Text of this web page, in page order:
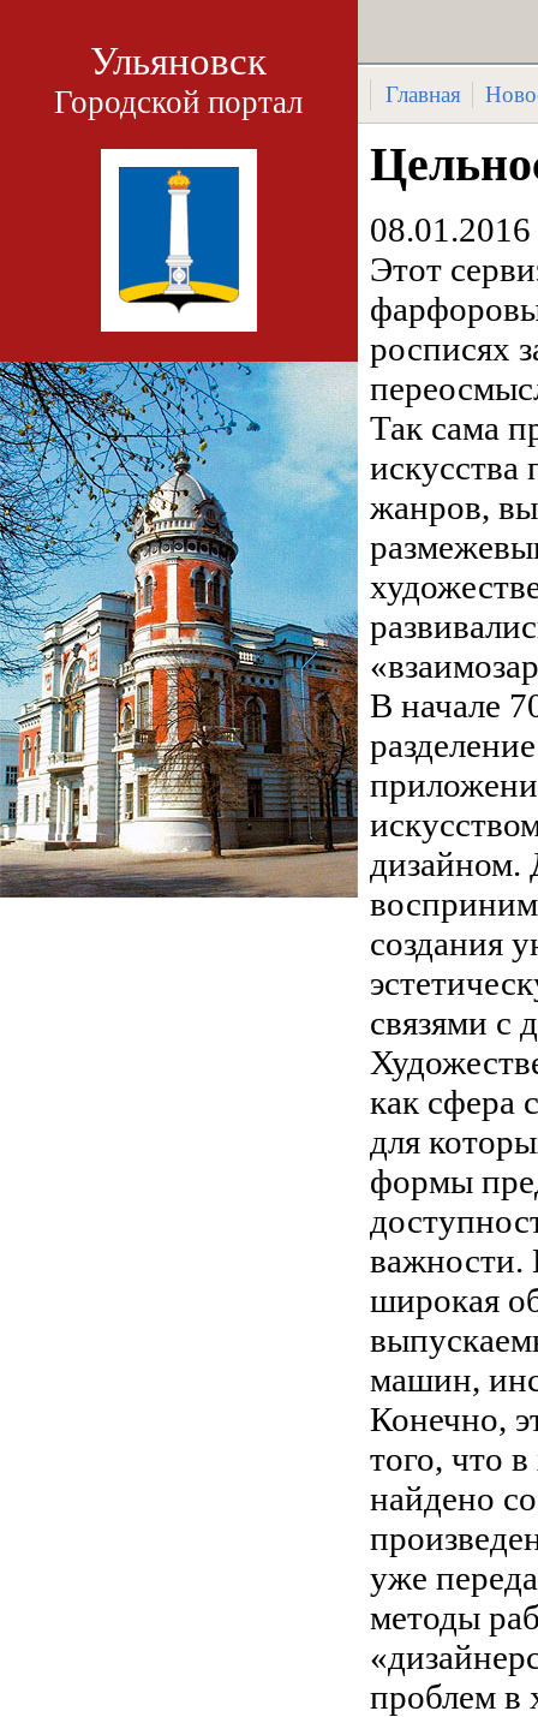
Ульяновск
Городской портал Главная
08.01.2016
Этот
росписях
Так сама
искусства
жанров,
В начале
дизайном.
создания
связями с
как сфера
для
формы
важности.
широкая
машин,
Конечно,
того, что
найдено
уже
методы
проблем в